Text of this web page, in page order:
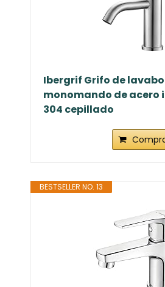
Ibergrif Grifo de lavabo
monomando de acero
304 cepillado
BESTSELLER NO. 13